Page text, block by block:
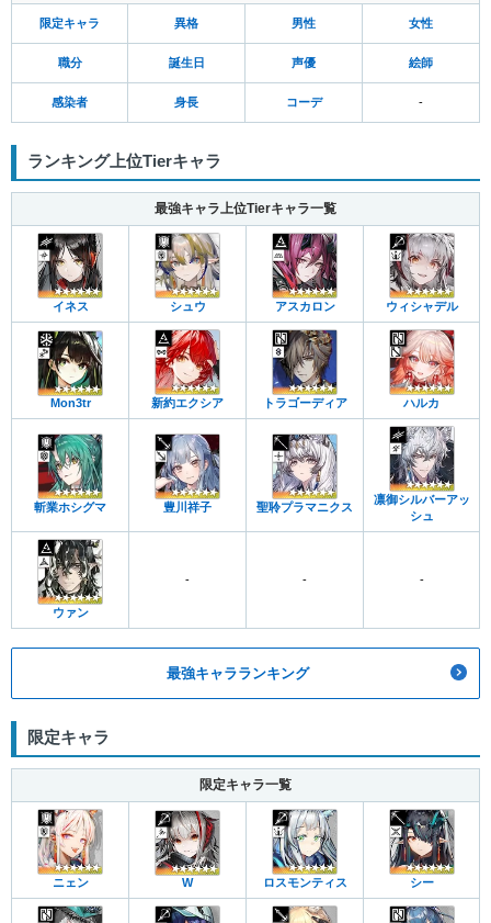
限定キャラ 異格 男性 女性
職分 誕生日 声優 絵師
感染者 身長 コーデ -
ランキング上位Tierキャラ
最強キャラ上位Tierキャラ一覧
イネス シュウ アスカロン ウィシャデル
Mon3tr 新約エクシア トラゴーディア ハルカ
斬業ホシグマ 豊川祥子 聖聆プラマニクス
凛御シルバーアッ
シュ
ウァン
- - -
最強キャラランキング
限定キャラ
限定キャラ一覧
ニェン W ロスモンティス シー